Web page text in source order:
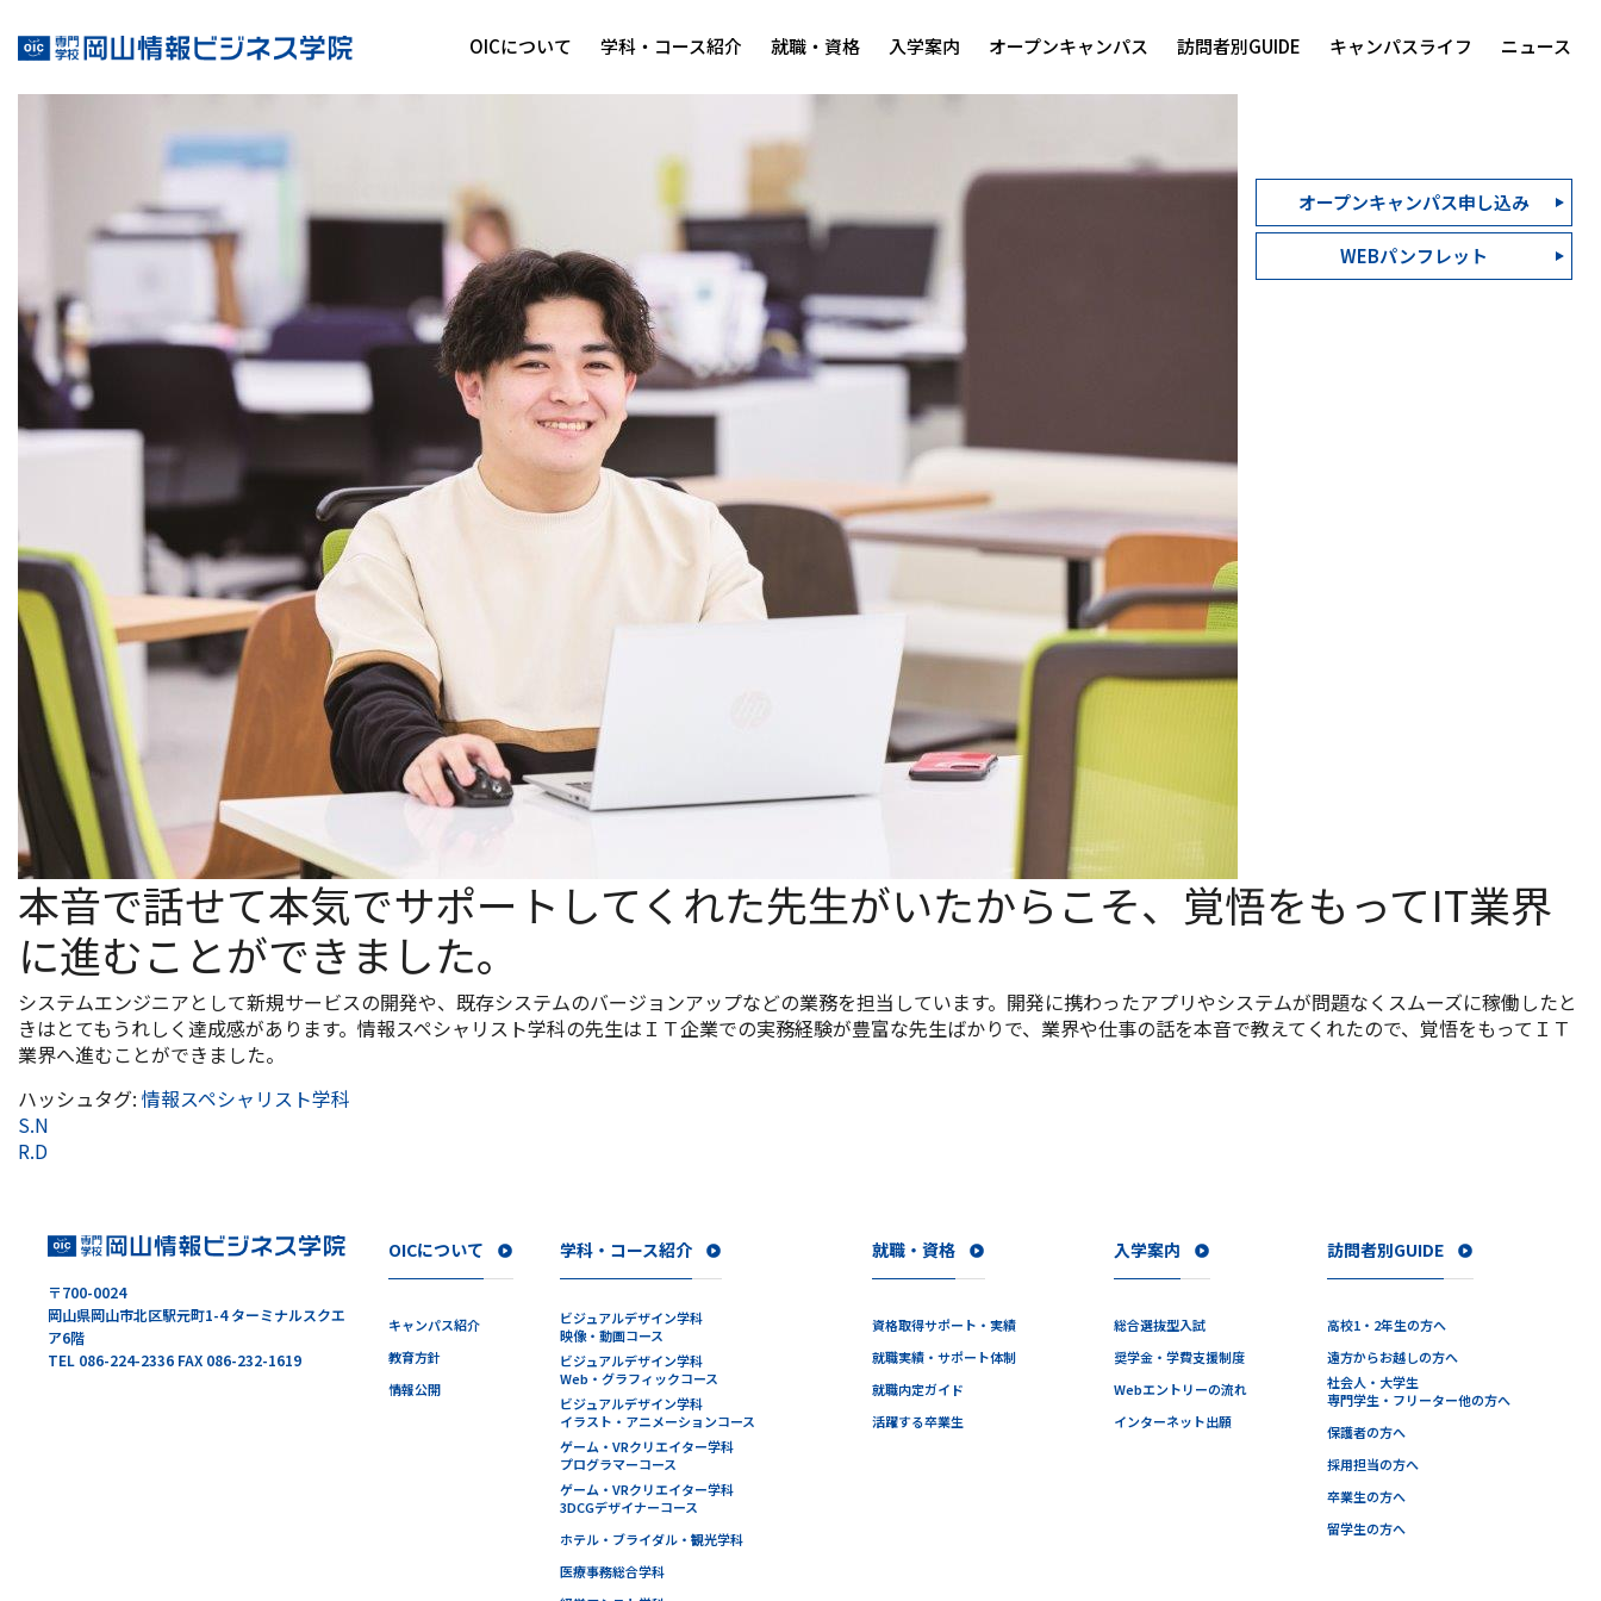
OICについて 学科・コース紹介 就職・資格 入学案内 オープンキャンパス 訪問者別GUIDE キャンパスライフ ニュース
T.D
本音で話せて本気でサポートしてくれた先生がいたからこそ、覚悟をもってIT業界
に進むことができました。
システムエンジニアとして新規サービスの開発や、既存システムのバージョンアップなどの業務を担当しています。開発に携わったアプリやシステムが問題なくスムーズに稼働したと
きはとてもうれしく達成感があります。情報スペシャリスト学科の先生はＩＴ企業での実務経験が豊富な先生ばかりで、業界や仕事の話を本音で教えてくれたので、覚悟をもってＩＴ
業界へ進むことができました。
ハッシュタグ: 情報スペシャリスト学科
S.N
R.D
オープンキャンパス申し込み
WEBパンフレット
〒700-0024
岡山県岡山市北区駅元町1-4 ターミナルスクエ
ア6階
TEL 086-224-2336 FAX 086-232-1619
OICについて
キャンパス紹介
教育方針
情報公開
学科・コース紹介
ビジュアルデザイン学科
映像・動画コース
ビジュアルデザイン学科
Web・グラフィックコース
ビジュアルデザイン学科
イラスト・アニメーションコース
ゲーム・VRクリエイター学科
プログラマーコース
ゲーム・VRクリエイター学科
3DCGデザイナーコース
ホテル・ブライダル・観光学科
医療事務総合学科
就職・資格
資格取得サポート・実績
就職実績・サポート体制
就職内定ガイド
活躍する卒業生
入学案内
総合選抜型入試
奨学金・学費支援制度
Webエントリーの流れ
インターネット出願
訪問者別GUIDE
高校1・2年生の方へ
遠方からお越しの方へ
社会人・大学生
専門学生・フリーター他の方へ
保護者の方へ
採用担当の方へ
卒業生の方へ
留学生の方へ